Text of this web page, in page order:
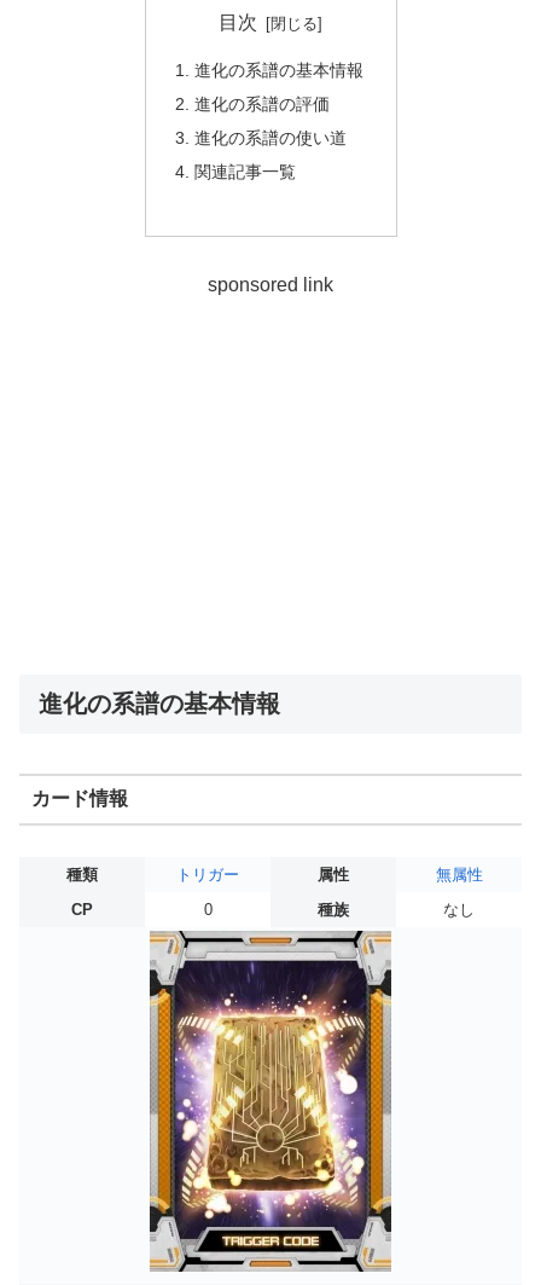
目次
進化の系譜の基本情報
進化の系譜の評価
進化の系譜の使い道
関連記事一覧
sponsored link
進化の系譜の基本情報
カード情報
種類 トリガー 属性
無属性
CP
0 種族 なし